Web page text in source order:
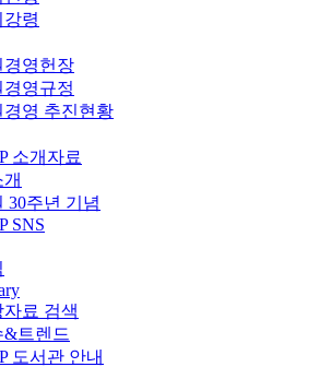
강령
경영헌장
경영규정
경영 추진현황
소개자료
30주년 기념
SNS
자료 검색
&트렌드
도서관 안내